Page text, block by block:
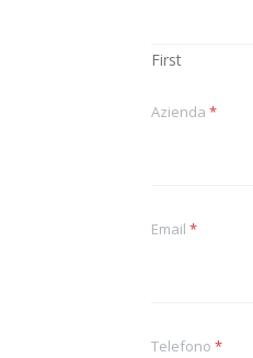
First
Azienda *
Email *
Telefono *